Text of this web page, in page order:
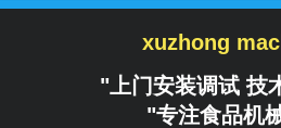
xuzhong
"上门安装调试 技
"专注食品机